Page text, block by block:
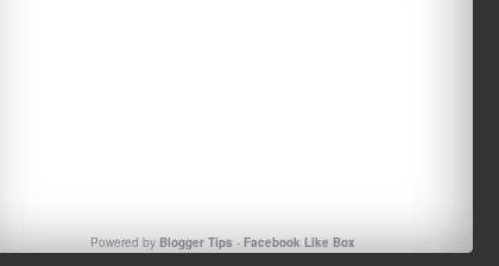
Powered byBlogger Tips -Facebook Like Box